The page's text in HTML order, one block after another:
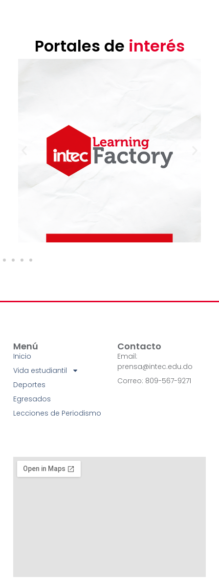
Portales de interés
Menú
Inicio
Vida estudiantil
Deportes
Egresados
Lecciones de Periodismo
Contacto
Email:
prensa@intec.edu.do
Correo: 809-567-9271